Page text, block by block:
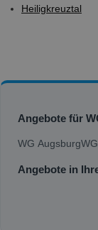
Heiligkreuztal
Angebote für
WG Augsburg
Angebote in